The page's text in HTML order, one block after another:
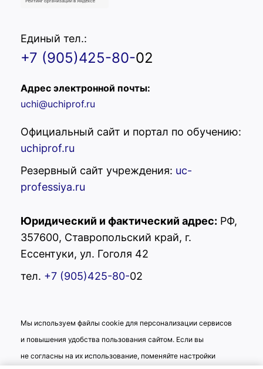
Единый тел.:
+7 (905)425-80-02
Адрес электронной почты:
uchi@uchiprof.ru
Официальный сайт и портал по обучению:
uchiprof.ru
Резервный сайт учреждения: uc-
professiya.ru
Юридический и фактический адрес: РФ,
357600, Ставропольский край, г.
Ессентуки, ул. Гоголя 42
тел. +7 (905)425-80-02
Мы используем файлы cookie для персонализации сервисов
и повышения удобства пользования сайтом. Если вы
не согласны на их использование, поменяйте настройки